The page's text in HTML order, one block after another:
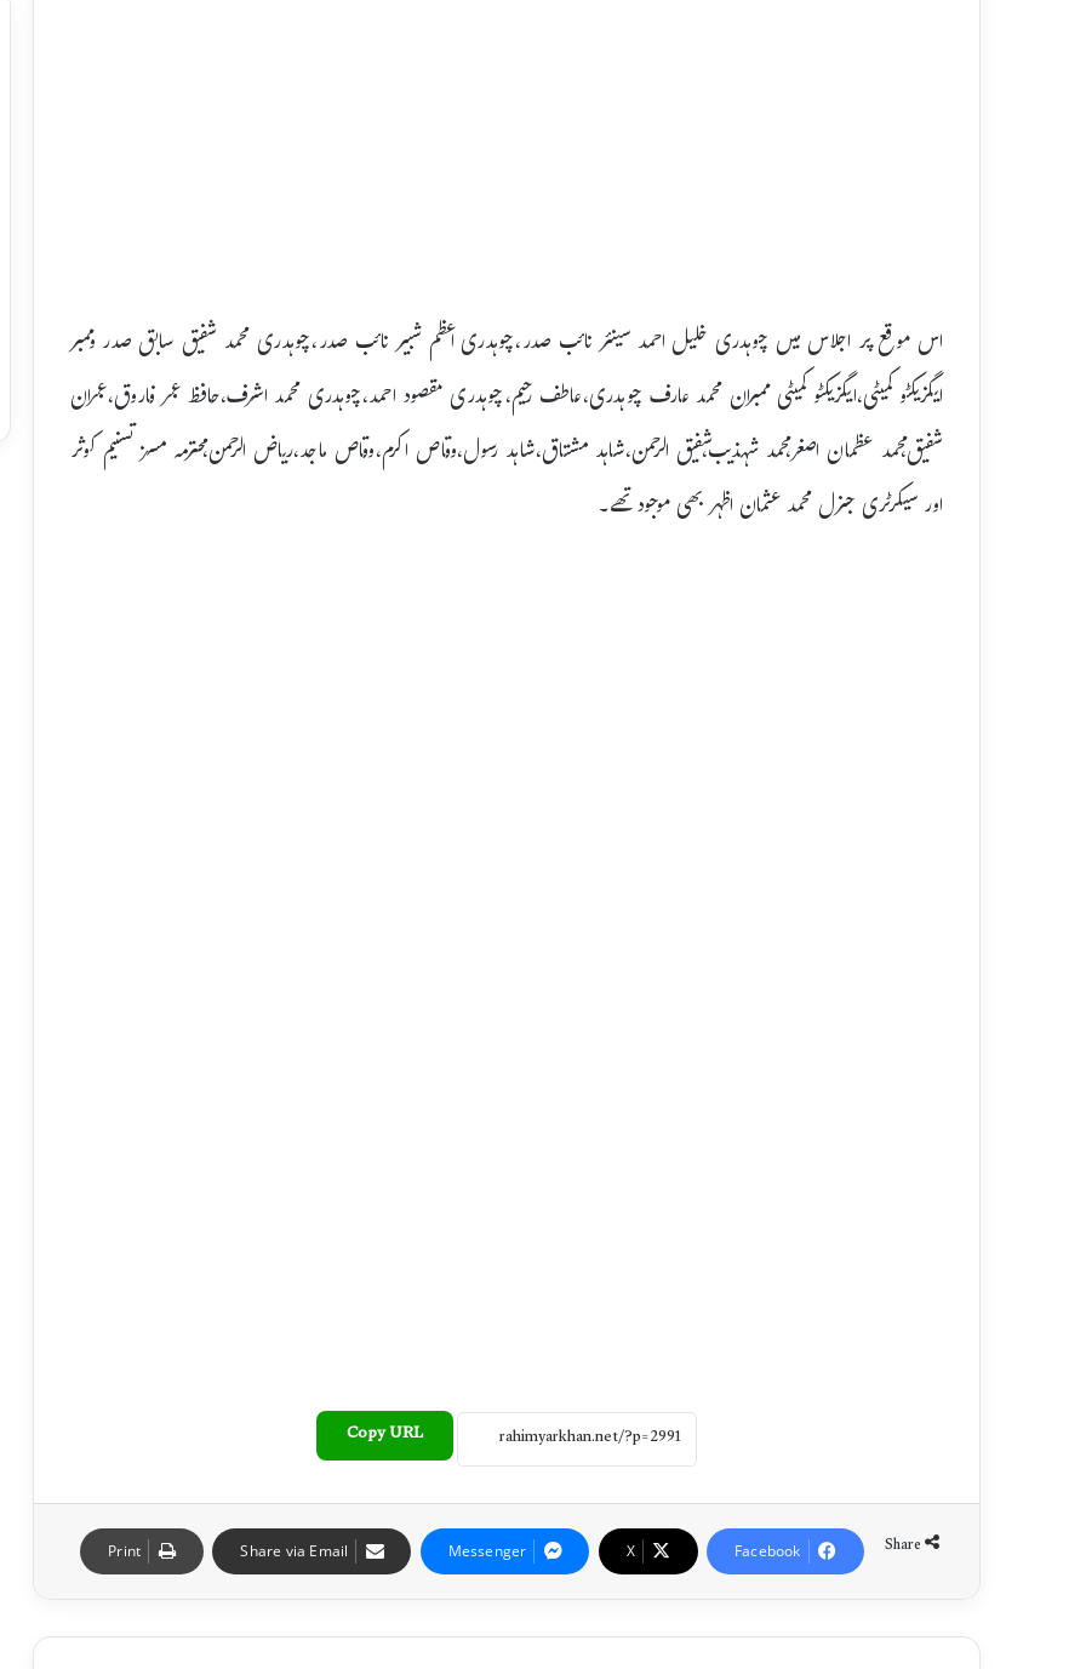
اس موقع پر اجلاس میں چوہدری خلیل احمد سینئر نائب صدر،چوہدری اعظم شبیر نائب صدر،چوہدری محمد شفیق سابق صدر وممبر
ایگزیکٹو کمیٹی،ایگزیکٹو کمیٹی ممبران محمد عارف چوہدری،عاطف رحیم،چوہدری مقصود احمد،چوہدری محمد اشرف،حافظ عمر فاروق،عمران
شفیق،محمد عظمان اصغر،محمد شہذیب،شفیق الرحمن،شاہد مشتاق،شاہد رسول،وقاص اکرم،وقاص ماجد،ریاض الرحمن،محترمہ مسز تسنیم کوثر
اور سیکرٹری جنرل محمد عثمان اظہر بھی موجود تھے۔
Copy URL
Share
Facebook
X
Messenger
Share via Email
Print